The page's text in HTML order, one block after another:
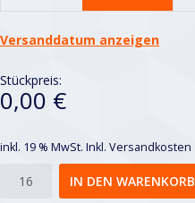
Versanddatum anzeigen
Stückpreis:
0,00 €
inkl. 19 % MwSt. Inkl. Versandkosten
IN DEN WARENKORB